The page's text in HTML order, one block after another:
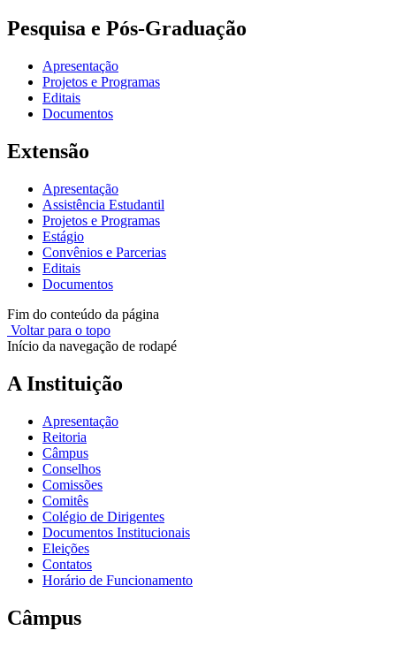
Pesquisa e Pós-Graduação
Apresentação
Projetos e Programas
Editais
Documentos
Extensão
Apresentação
Assistência Estudantil
Projetos e Programas
Estágio
Convênios e Parcerias
Editais
Documentos
Fim do conteúdo da página
Voltar para o topo
Início da navegação de rodapé
A Instituição
Apresentação
Reitoria
Câmpus
Conselhos
Comissões
Comitês
Colégio de Dirigentes
Documentos Institucionais
Eleições
Contatos
Horário de Funcionamento
Câmpus